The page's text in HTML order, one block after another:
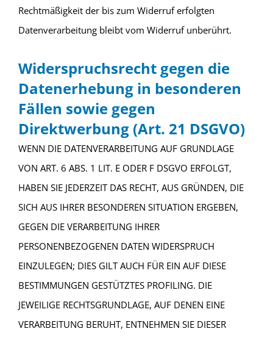
Rechtmäßigkeit der bis zum Widerruf erfolgten
Datenverarbeitung bleibt vom Widerruf unberührt.
Widerspruchsrecht gegen die
Datenerhebung in besonderen
Fällen sowie gegen
Direktwerbung (Art. 21 DSGVO)
WENN DIE DATENVERARBEITUNG AUF GRUNDLAGE
VON ART. 6 ABS. 1 LIT. E ODER F DSGVO ERFOLGT,
HABEN SIE JEDERZEIT DAS RECHT, AUS GRÜNDEN, DIE
SICH AUS IHRER BESONDEREN SITUATION ERGEBEN,
GEGEN DIE VERARBEITUNG IHRER
PERSONENBEZOGENEN DATEN WIDERSPRUCH
EINZULEGEN; DIES GILT AUCH FÜR EIN AUF DIESE
BESTIMMUNGEN GESTÜTZTES PROFILING. DIE
JEWEILIGE RECHTSGRUNDLAGE, AUF DENEN EINE
VERARBEITUNG BERUHT, ENTNEHMEN SIE DIESER